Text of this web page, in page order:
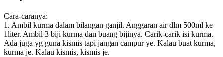
Cara-caranya:
1. Ambil kurma dalam bilangan ganjil. Anggaran air dlm 500ml ke
1liter. Ambil 3 biji kurma dan buang bijinya. Carik-carik isi kurma.
Ada juga yg guna kismis tapi jangan campur ye. Kalau buat kurma,
kurma je. Kalau kismis, kismis je.